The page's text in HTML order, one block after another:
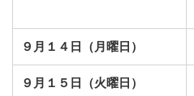
９月１４日（月曜日）
９月１５日（火曜日）